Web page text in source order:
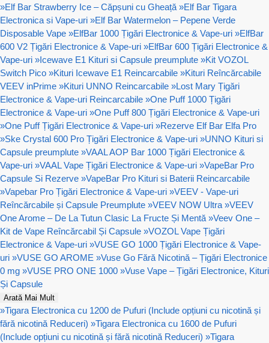
»Elf Bar Strawberry Ice – Căpșuni cu Gheață »Elf Bar Tigara
Electronica si Vape-uri »Elf Bar Watermelon – Pepene Verde
Disposable Vape »ElfBar 1000 Țigări Electronice & Vape-uri »ElfBar
600 V2 Țigări Electronice & Vape-uri »ElfBar 600 Țigări Electronice &
Vape-uri »Icewave E1 Kituri si Capsule preumplute »Kit VOZOL
Switch Pico »Kituri Icewave E1 Reincarcabile »Kituri Reîncărcabile
VEEV inPrime »Kituri UNNO Reincarcabile »Lost Mary Țigări
Electronice & Vape-uri Reincarcabile »One Puff 1000 Țigări
Electronice & Vape-uri »One Puff 800 Țigări Electronice & Vape-uri
»One Puff Țigări Electronice & Vape-uri »Rezerve Elf Bar Elfa Pro
»Ske Crystal 600 Pro Țigări Electronice & Vape-uri »UNNO Kituri si
Capsule preumplute »VAAL AOP Bar 1000 Țigări Electronice &
Vape-uri »VAAL Vape Țigări Electronice & Vape-uri »VapeBar Pro
Capsule Si Rezerve »VapeBar Pro Kituri si Baterii Reincarcabile
»Vapebar Pro Țigări Electronice & Vape-uri »VEEV - Vape-uri
Reîncărcabile și Capsule Preumplute »VEEV NOW Ultra »VEEV
One Arome – De La Tutun Clasic La Fructe Și Mentă »Veev One –
Kit de Vape Reîncărcabil Și Capsule »VOZOL Vape Țigări
Electronice & Vape-uri »VUSE GO 1000 Țigări Electronice & Vape-
uri »VUSE GO AROME »Vuse Go Fără Nicotină – Țigări Electronice
0 mg »VUSE PRO ONE 1000 »Vuse Vape – Țigări Electronice, Kituri
Și Capsule
Arată Mai Mult
»Tigara Electronica cu 1200 de Pufuri (Include opțiuni cu nicotină și
fără nicotină Reduceri) »Tigara Electronica cu 1600 de Pufuri
(Include opțiuni cu nicotină și fără nicotină Reduceri) »Tigara